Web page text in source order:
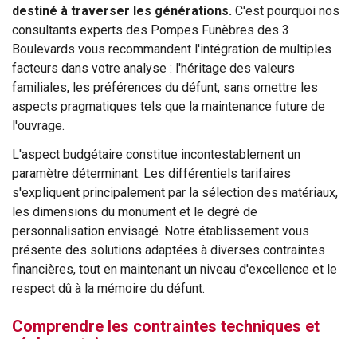
destiné à traverser les générations. C'est pourquoi nos
consultants experts des Pompes Funèbres des 3
Boulevards vous recommandent l'intégration de multiples
facteurs dans votre analyse : l'héritage des valeurs
familiales, les préférences du défunt, sans omettre les
aspects pragmatiques tels que la maintenance future de
l'ouvrage.
L'aspect budgétaire constitue incontestablement un
paramètre déterminant. Les différentiels tarifaires
s'expliquent principalement par la sélection des matériaux,
les dimensions du monument et le degré de
personnalisation envisagé. Notre établissement vous
présente des solutions adaptées à diverses contraintes
financières, tout en maintenant un niveau d'excellence et le
respect dû à la mémoire du défunt.
Comprendre les contraintes techniques et